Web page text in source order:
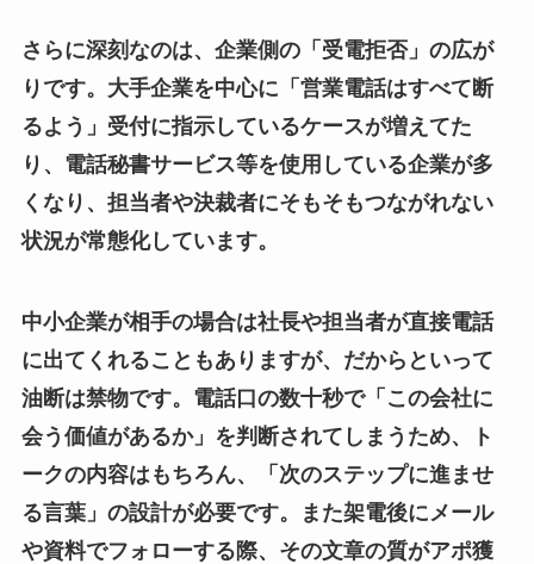
さらに深刻なのは、企業側の「受電拒否」の広が
りです。大手企業を中心に「営業電話はすべて断
るよう」受付に指示しているケースが増えてた
り、電話秘書サービス等を使用している企業が多
くなり、担当者や決裁者にそもそもつながれない
状況が常態化しています。
中小企業が相手の場合は社長や担当者が直接電話
に出てくれることもありますが、だからといって
油断は禁物です。電話口の数十秒で「この会社に
会う価値があるか」を判断されてしまうため、ト
ークの内容はもちろん、「次のステップに進ませ
る言葉」の設計が必要です。また架電後にメール
や資料でフォローする際、その文章の質がアポ獲